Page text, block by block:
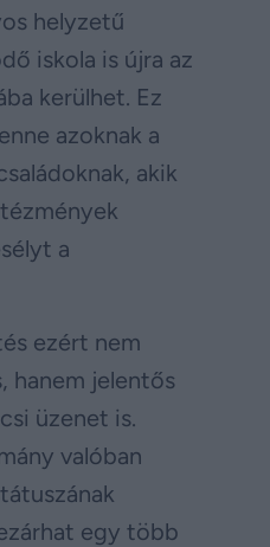
helyzetű
iskola is újra az
kerülhet. Ez
azoknak a
akik
a
ezért nem
hanem jelentős
üzenet is.
valóban
egy több